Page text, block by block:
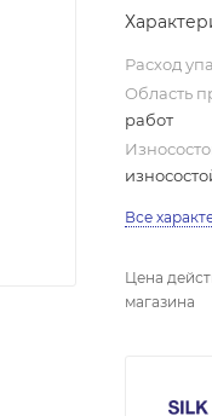
Расход
Область
работ
Все
Цена
магазина